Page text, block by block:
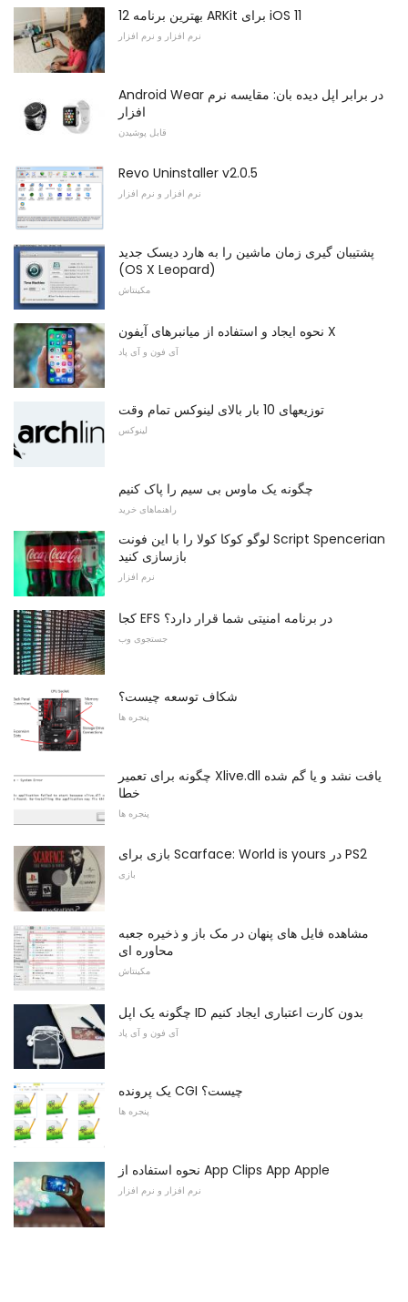
12 بهترین برنامه ARKit برای iOS 11
نرم افزار و نرم افزار
Android Wear در برابر اپل دیده بان: مقایسه نرم
افزار
قابل پوشیدن
Revo Uninstaller v2.0.5
نرم افزار و نرم افزار
پشتیبان گیری زمان ماشین را به هارد دیسک جدید
(OS X Leopard)
مکینتاش
نحوه ایجاد و استفاده از میانبرهای آیفون X
آی فون و آی پاد
توزیعهای 10 بار بالای لینوکس تمام وقت
لینوکس
چگونه یک ماوس بی سیم را پاک کنیم
راهنماهای خرید
لوگو کوکا کولا را با این فونت Script Spencerian
بازسازی کنید
نرم افزار
کجا EFS در برنامه امنیتی شما قرار دارد؟
جستجوی وب
شکاف توسعه چیست؟
پنجره ها
چگونه برای تعمیر Xlive.dll یافت نشد و یا گم شده
خطا
پنجره ها
بازی برای Scarface: World is yours در PS2
بازی
مشاهده فایل های پنهان در مک باز و ذخیره جعبه
محاوره ای
مکینتاش
چگونه یک اپل ID بدون کارت اعتباری ایجاد کنیم
آی فون و آی پاد
یک پرونده CGI چیست؟
پنجره ها
نحوه استفاده از App Clips App Apple
نرم افزار و نرم افزار